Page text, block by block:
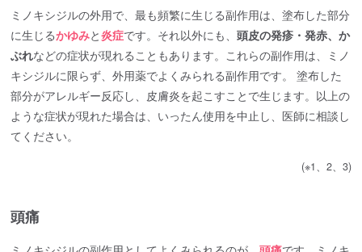
ミノキシジルの外用で、最も頻繁に生じる副作用は、塗布した部分
に生じるかゆみと炎症です。それ以外にも、頭皮の発疹・発赤、か
ぶれなどの症状が現れることもあります。これらの副作用は、ミノ
キシジルに限らず、外用薬でよくみられる副作用です。 塗布した
部分がアレルギー反応し、皮膚炎を起こすことで生じます。以上の
ような症状が現れた場合は、いったん使用を中止し、医師に相談し
てください。
(※1、2、3)
頭痛